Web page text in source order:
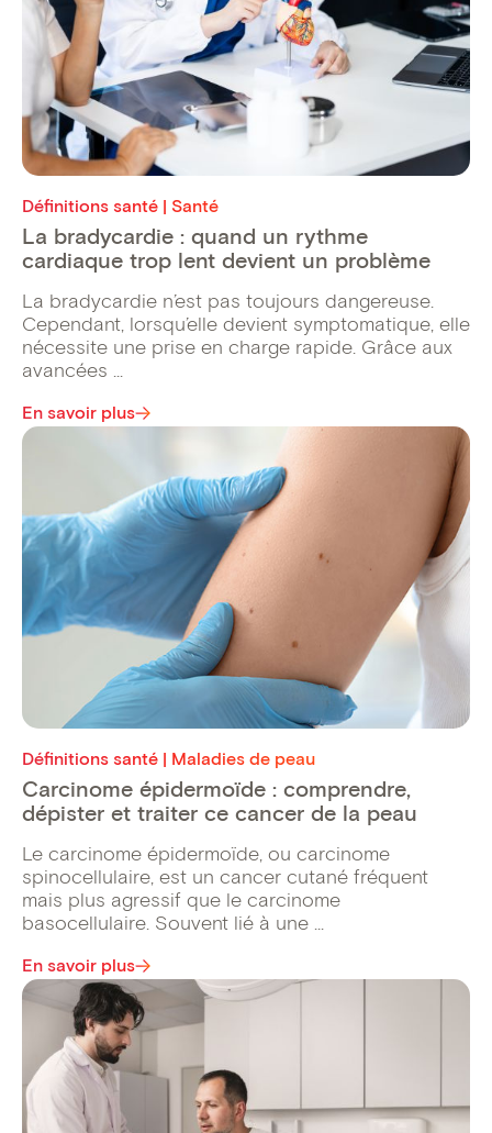
Définitions santé | Santé
La bradycardie : quand un rythme
cardiaque trop lent devient un problème
La bradycardie n’est pas toujours dangereuse.
Cependant, lorsqu’elle devient symptomatique, elle
nécessite une prise en charge rapide. Grâce aux
avancées ...
En savoir plus
Définitions santé | Maladies de peau
Carcinome épidermoïde : comprendre,
dépister et traiter ce cancer de la peau
Le carcinome épidermoïde, ou carcinome
spinocellulaire, est un cancer cutané fréquent
mais plus agressif que le carcinome
basocellulaire. Souvent lié à une ...
En savoir plus